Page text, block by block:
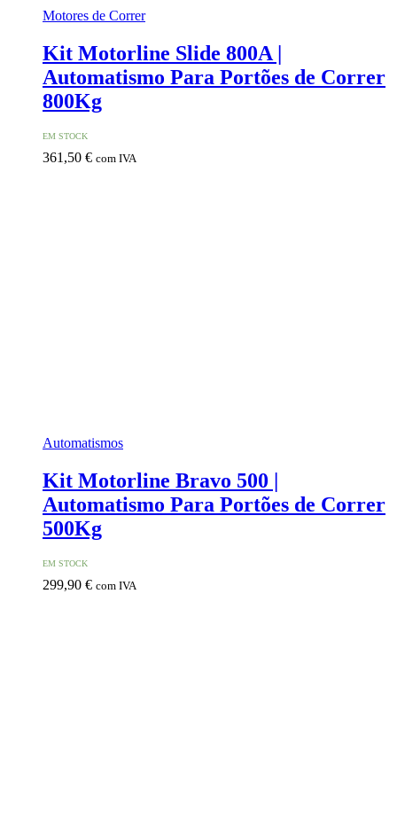
Motores de Correr
Kit Motorline Slide 800A |
Automatismo Para Portões de Correr
800Kg
EM STOCK
361,50 € com IVA
Automatismos
Kit Motorline Bravo 500 |
Automatismo Para Portões de Correr
500Kg
EM STOCK
299,90 € com IVA